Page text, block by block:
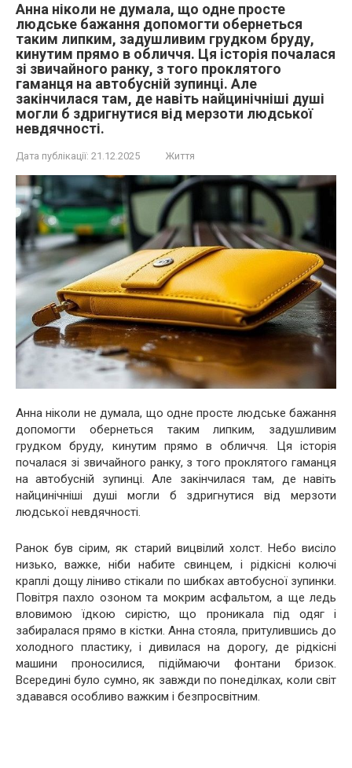
Анна ніколи не думала, що одне просте
людське бажання допомогти обернеться
таким липким, задушливим грудком бруду,
кинутим прямо в обличчя. Ця історія почалася
зі звичайного ранку, з того проклятого
гаманця на автобусній зупинці. Але
закінчилася там, де навіть найцинічніші душі
могли б здригнутися від мерзоти людської
невдячності.
Дата публікації: 21.12.2025 Життя
Анна ніколи не думала, що одне просте людське бажання
допомогти обернеться таким липким, задушливим
грудком бруду, кинутим прямо в обличчя. Ця історія
почалася зі звичайного ранку, з того проклятого гаманця
на автобусній зупинці. Але закінчилася там, де навіть
найцинічніші душі могли б здригнутися від мерзоти
людської невдячності.
Ранок був сірим, як старий вицвілий холст. Небо висіло
низько, важке, ніби набите свинцем, і рідкісні колючі
краплі дощу ліниво стікали по шибках автобусної зупинки.
Повітря пахло озоном та мокрим асфальтом, а ще ледь
вловимою їдкою сирістю, що проникала під одяг і
забиралася прямо в кістки. Анна стояла, притулившись до
холодного пластику, і дивилася на дорогу, де рідкісні
машини проносилися, підіймаючи фонтани бризок.
Всередині було сумно, як завжди по понеділках, коли світ
здавався особливо важким і безпросвітним.